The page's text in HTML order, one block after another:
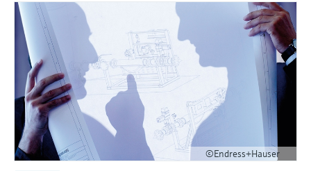
©Endress+Hauser